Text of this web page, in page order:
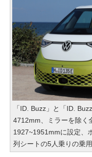
「ID. Buzz」と「ID.
4712mm、ミラーを除く
1927~1951mmに設定、
列シートの5人乗りの乗